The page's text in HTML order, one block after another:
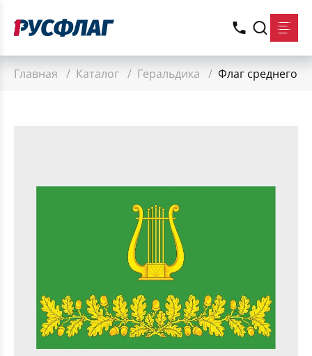
Главная / Каталог / Геральдика / Флаг среднего